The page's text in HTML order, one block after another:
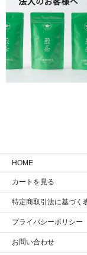
HOME
カートを見る
特定商取引法に基づく
プライバシーポリシー
お問い合わせ